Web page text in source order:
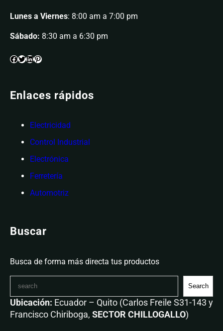
Lunes a Viernes: 8:00 am a 7:00 pm
Sábado: 8:30 am a 6:30 pm
Enlaces rápidos
Electricidad
Control Industrial
Electrónica
Ferretería
Automotriz
Buscar
Busca de forma más directa tus productos
Search
Ubicación: Ecuador – Quito (Carlos Freile S31-143 y
Francisco Chiriboga, SECTOR CHILLOGALLO)